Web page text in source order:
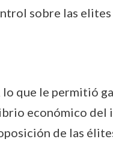
sobre las
lo que le permitió
económico
de las